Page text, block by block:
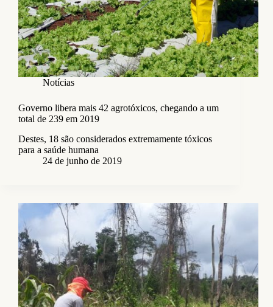
Notícias
Governo libera mais 42 agrotóxicos, chegando a um
total de 239 em 2019
Destes, 18 são considerados extremamente tóxicos
para a saúde humana
24 de junho de 2019